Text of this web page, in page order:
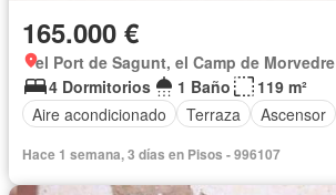
165.000 €
el Port de Sagunt, el Camp de Morvedre
4 Dormitorios
1 Baño
119 m²
Aire acondicionado
Terraza Ascensor
Hace 1 semana, 3 días en Pisos - 996107